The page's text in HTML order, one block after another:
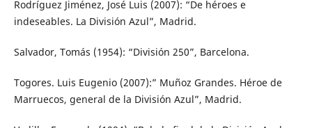
Rodríguez Jiménez, José Luis (2007): “De héroes e
indeseables. La División Azul”, Madrid.
Salvador, Tomás (1954): “División 250”, Barcelona.
Togores. Luis Eugenio (2007):” Muñoz Grandes. Héroe de
Marruecos, general de la División Azul”, Madrid.